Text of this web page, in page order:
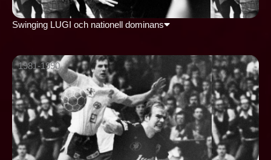
Swinging LUGI och nationell dominans
1981-1990